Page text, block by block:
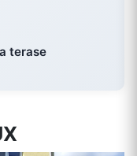
terase